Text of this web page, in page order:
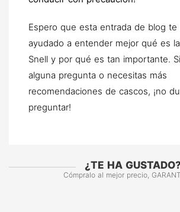
Espero que esta entrada de blog te
ayudado a entender mejor qué es
Snell y por qué es tan importante.
alguna pregunta o necesitas más
recomendaciones de cascos, ¡no
preguntar!
¿TE HA GUSTADO?
Cómpralo al mejor precio,